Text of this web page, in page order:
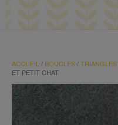
ACCUEIL / BOUCLES/TRIANGLES
ET PETIT CHAT